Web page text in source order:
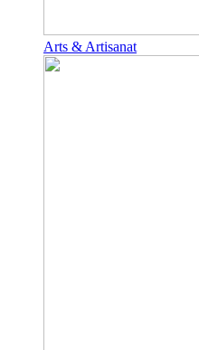
Arts & Artisanat